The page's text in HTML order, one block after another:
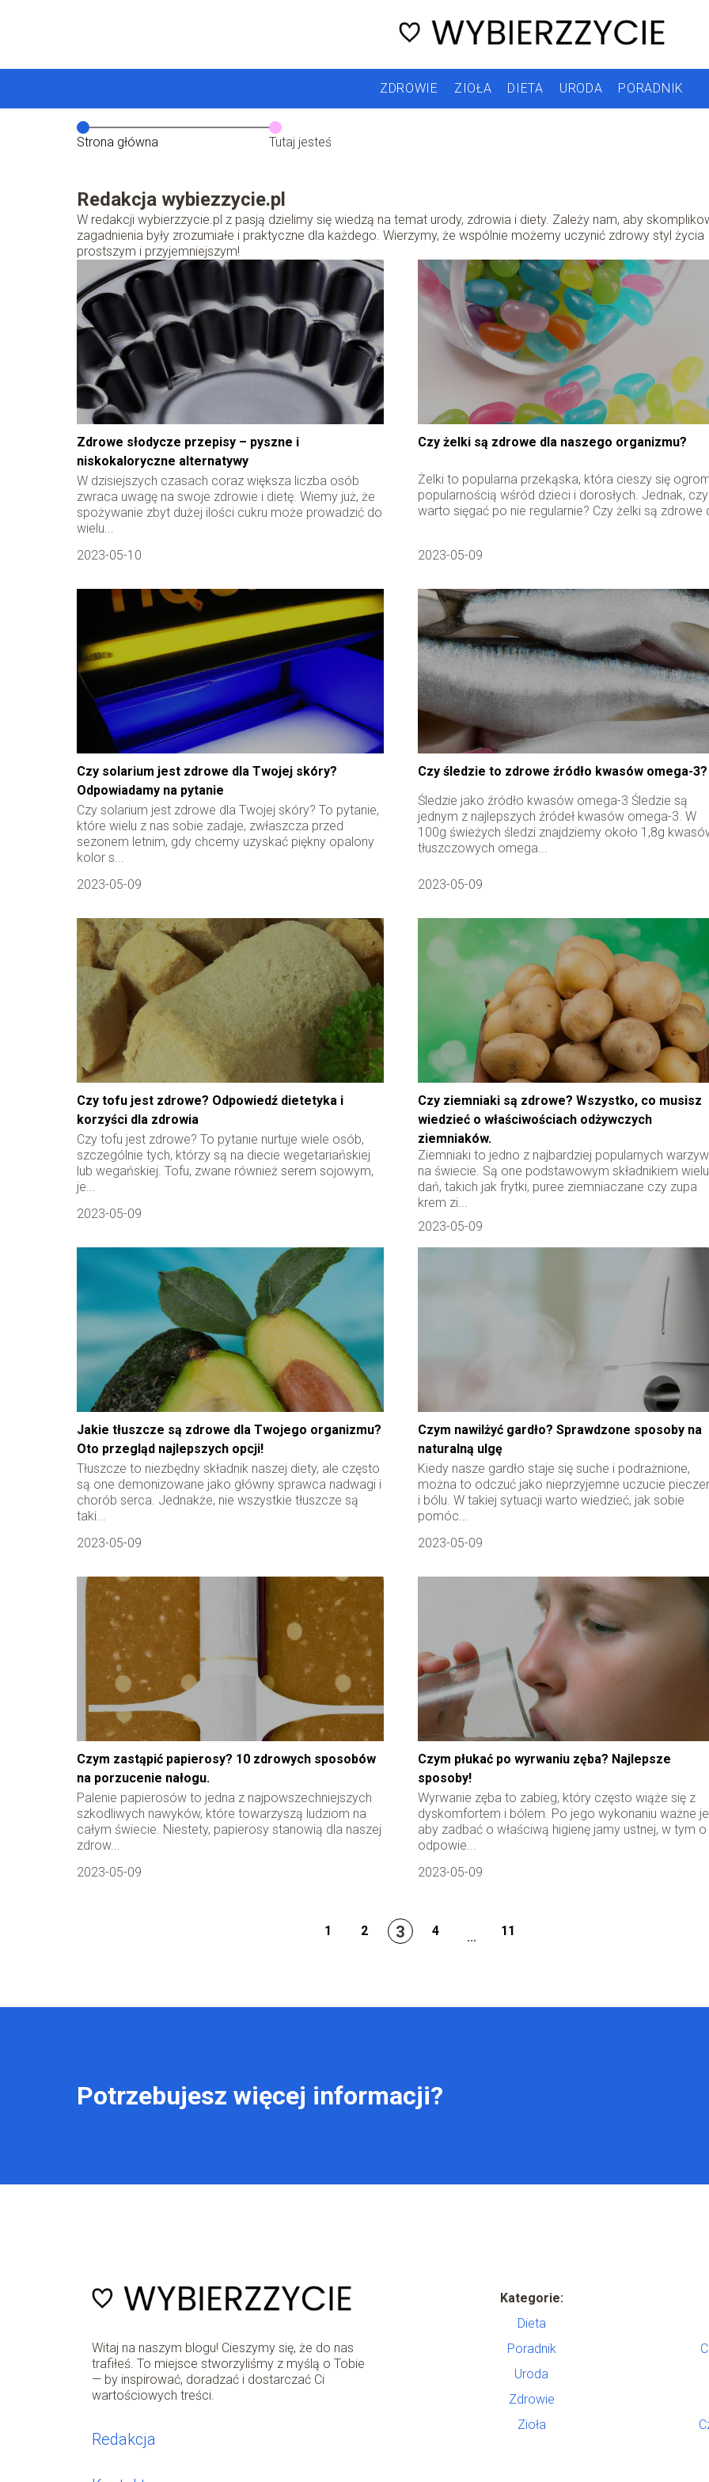
ZDROWIE ZIOŁA DIETA URODA PORADNIK
Strona główna Tutaj jesteś
Redakcja wybiezzycie.pl
W redakcji wybierzzycie.pl z pasją dzielimy się wiedzą na temat urody, zdrowia i diety. Zależy nam, aby
zagadnienia były zrozumiałe i praktyczne dla każdego. Wierzymy, że wspólnie możemy uczynić zdrowy styl życia
prostszym i przyjemniejszym!
Zdrowe słodycze przepisy – pyszne i
niskokaloryczne alternatywy
W dzisiejszych czasach coraz większa liczba osób
zwraca uwagę na swoje zdrowie i dietę. Wiemy już, że
spożywanie zbyt dużej ilości cukru może prowadzić do
wielu...
2023-05-10
Czy żelki są zdrowe dla naszego organizmu?
Żelki to popularna przekąska, która cieszy się
popularnością wśród dzieci i dorosłych. Jednak, czy
warto sięgać po nie regularnie? Czy żelki są zdrowe
2023-05-09
Czy solarium jest zdrowe dla Twojej skóry?
Odpowiadamy na pytanie
Czy solarium jest zdrowe dla Twojej skóry? To pytanie,
które wielu z nas sobie zadaje, zwłaszcza przed
sezonem letnim, gdy chcemy uzyskać piękny opalony
kolor s...
2023-05-09
Czy śledzie to zdrowe źródło kwasów omega-3?
Śledzie jako źródło kwasów omega-3 Śledzie są
jednym z najlepszych źródeł kwasów omega-3. W
100g świeżych śledzi znajdziemy około 1,8g
tłuszczowych omega...
2023-05-09
Czy tofu jest zdrowe? Odpowiedź dietetyka i
korzyści dla zdrowia
Czy tofu jest zdrowe? To pytanie nurtuje wiele osób,
szczególnie tych, którzy są na diecie wegetariańskiej
lub wegańskiej. Tofu, zwane również serem sojowym,
je...
2023-05-09
Czy ziemniaki są zdrowe? Wszystko, co musisz
wiedzieć o właściwościach odżywczych
ziemniaków.
Ziemniaki to jedno z najbardziej popularnych warzyw
na świecie. Są one podstawowym składnikiem wielu
dań, takich jak frytki, puree ziemniaczane czy zupa
krem zi...
2023-05-09
Jakie tłuszcze są zdrowe dla Twojego organizmu?
Oto przegląd najlepszych opcji!
Tłuszcze to niezbędny składnik naszej diety, ale często
są one demonizowane jako główny sprawca nadwagi i
chorób serca. Jednakże, nie wszystkie tłuszcze są
taki...
2023-05-09
Czym nawilżyć gardło? Sprawdzone sposoby na
naturalną ulgę
Kiedy nasze gardło staje się suche i podrażnione,
można to odczuć jako nieprzyjemne uczucie
i bólu. W takiej sytuacji warto wiedzieć, jak sobie
pomóc...
2023-05-09
Czym zastąpić papierosy? 10 zdrowych sposobów
na porzucenie nałogu.
Palenie papierosów to jedna z najpowszechniejszych
szkodliwych nawyków, które towarzyszą ludziom na
całym świecie. Niestety, papierosy stanowią dla naszej
zdrow...
2023-05-09
Czym płukać po wyrwaniu zęba? Najlepsze
sposoby!
Wyrwanie zęba to zabieg, który często wiąże się z
dyskomfortem i bólem. Po jego wykonaniu ważne
aby zadbać o właściwą higienę jamy ustnej, w tym o
odpowie...
2023-05-09
1 2 3 4 ... 11
Potrzebujesz więcej informacji?
Witaj na naszym blogu! Cieszymy się, że do nas
trafiłeś. To miejsce stworzyliśmy z myślą o Tobie
— by inspirować, doradzać i dostarczać Ci
wartościowych treści.
Redakcja
Kategorie:
Dieta
Poradnik
Uroda
Zdrowie
Zioła